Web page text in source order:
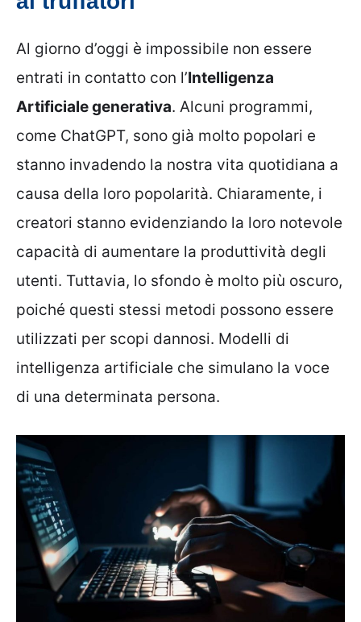
Al giorno d’oggi è impossibile non essere
entrati in contatto con l’Intelligenza
Artificiale generativa. Alcuni programmi,
come ChatGPT, sono già molto popolari e
stanno invadendo la nostra vita quotidiana a
causa della loro popolarità. Chiaramente, i
creatori stanno evidenziando la loro notevole
capacità di aumentare la produttività degli
utenti. Tuttavia, lo sfondo è molto più oscuro,
poiché questi stessi metodi possono essere
utilizzati per scopi dannosi. Modelli di
intelligenza artificiale che simulano la voce
di una determinata persona.